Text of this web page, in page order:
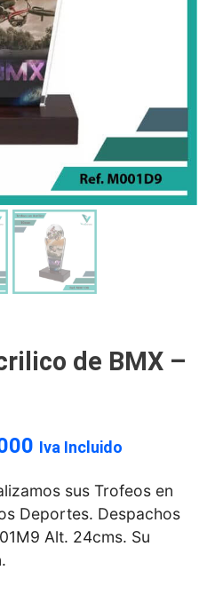
de BMX –
Iva Incluido
sus Trofeos en
Deportes. Despachos
Alt. 24cms. Su